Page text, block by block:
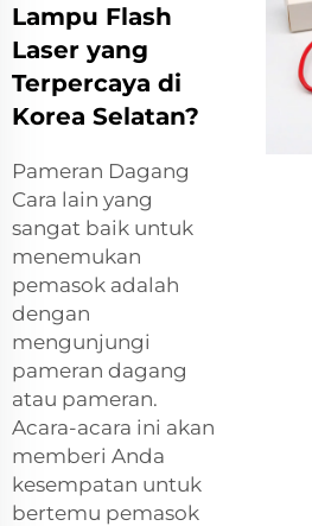
Lampu Flash
Laser yang
Terpercaya di
Korea Selatan?
Pameran Dagang
Cara lain yang
sangat baik untuk
menemukan
pemasok adalah
dengan
mengunjungi
pameran dagang
atau pameran.
Acara-acara ini akan
memberi Anda
kesempatan untuk
bertemu pemasok